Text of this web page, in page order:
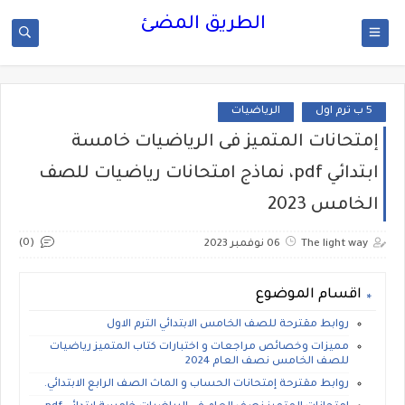
الطريق المضئ
5 ب ترم اول الرياضيات
إمتحانات المتميز فى الرياضيات خامسة
ابتدائي pdf، نماذج امتحانات رياضيات للصف
الخامس 2023
The light way 06 نوفمبر 2023 (0)
اقسام الموضوع
روابط مقترحة للصف الخامس الابتدائي الترم الاول
مميزات وخصائص مراجعات و اختبارات كتاب المتميز رياضيات
للصف الخامس نصف العام 2024
روابط مقترحة إمتحانات الحساب و الماث الصف الرابع الابتدائي.